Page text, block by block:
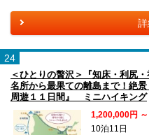
24
＜ひとりの贅沢＞『知床・利尻
名所から最果ての離島まで！絶
周遊１１日間』 ミニハイキング
1,200,000円
10泊11日